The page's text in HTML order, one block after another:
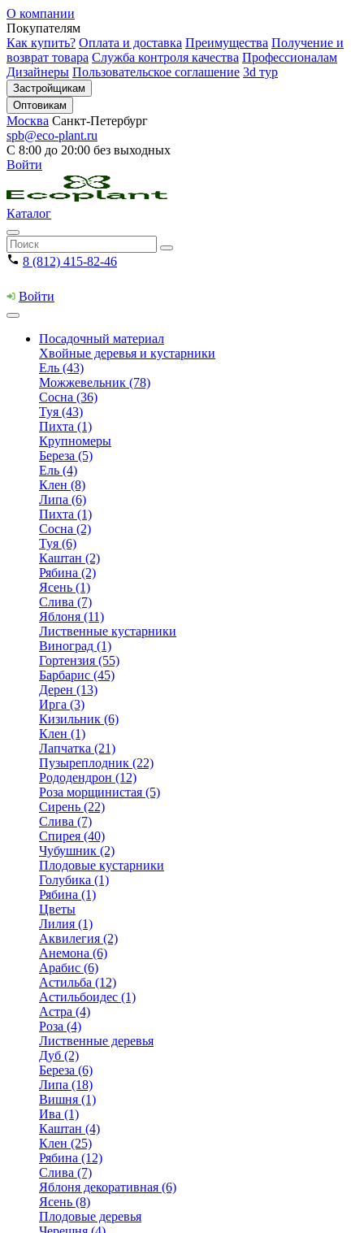
О компании
Покупателям
Как купить? Оплата и доставка Преимущества Получение и
возврат товара Служба контроля качества Профессионалам
Дизайнеры Пользовательское соглашение 3d тур
Застройщикам
Оптовикам
Москва Санкт-Петербург
spb@eco-plant.ru
С 8:00 до 20:00 без выходных
Войти
Каталог
8 (812) 415-82-46
Войти
Посадочный материал
Хвойные деревья и кустарники
Ель (43)
Можжевельник (78)
Сосна (36)
Туя (43)
Пихта (1)
Крупномеры
Береза (5)
Ель (4)
Клен (8)
Липа (6)
Пихта (1)
Сосна (2)
Туя (6)
Каштан (2)
Рябина (2)
Ясень (1)
Слива (7)
Яблоня (11)
Лиственные кустарники
Виноград (1)
Гортензия (55)
Барбарис (45)
Дерен (13)
Ирга (3)
Кизильник (6)
Клен (1)
Лапчатка (21)
Пузыреплодник (22)
Рододендрон (12)
Роза морщинистая (5)
Сирень (22)
Слива (7)
Спирея (40)
Чубушник (2)
Плодовые кустарники
Голубика (1)
Рябина (1)
Цветы
Лилия (1)
Аквилегия (2)
Анемона (6)
Арабис (6)
Астильба (12)
Астильбоидес (1)
Астра (4)
Роза (4)
Лиственные деревья
Дуб (2)
Береза (6)
Липа (18)
Вишня (1)
Ива (1)
Каштан (4)
Клен (25)
Рябина (12)
Слива (7)
Яблоня декоративная (6)
Ясень (8)
Плодовые деревья